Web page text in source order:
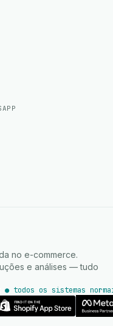
no e-commerce.
e análises — tudo
● todos os sistemas